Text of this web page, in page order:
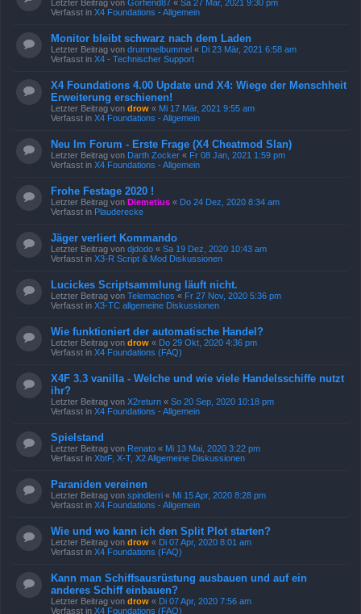
Letzter Beitrag von Gorfiend87 « Sa 27 Mär, 2021 9:30 pm
Verfasst in X4 Foundations - Allgemein
Monitor bleibt schwarz nach dem Laden
Letzter Beitrag von drummelbummel « Di 23 Mär, 2021 6:58 am
Verfasst in X4 - Technischer Support
X4 Foundations 4.00 Update und X4: Wiege der Menschheit
Erweiterung erschienen!
Letzter Beitrag von drow « Mi 17 Mär, 2021 9:55 am
Verfasst in X4 Foundations - Allgemein
Neu Im Forum - Erste Frage (X4 Cheatmod Slan)
Letzter Beitrag von Darth Zocker « Fr 08 Jan, 2021 1:59 pm
Verfasst in X4 Foundations - Allgemein
Frohe Festage 2020 !
Letzter Beitrag von Diemetius « Do 24 Dez, 2020 8:34 am
Verfasst in Plauderecke
Jäger verliert Kommando
Letzter Beitrag von djdodo « Sa 19 Dez, 2020 10:43 am
Verfasst in X3-R Script & Mod Diskussionen
Lucickes Scriptsammlung läuft nicht.
Letzter Beitrag von Telemachos « Fr 27 Nov, 2020 5:36 pm
Verfasst in X3-TC allgemeine Diskussionen
Wie funktioniert der automatische Handel?
Letzter Beitrag von drow « Do 29 Okt, 2020 4:36 pm
Verfasst in X4 Foundations (FAQ)
X4F 3.3 vanilla - Welche und wie viele Handelsschiffe nutzt
ihr?
Letzter Beitrag von X2return « So 20 Sep, 2020 10:18 pm
Verfasst in X4 Foundations - Allgemein
Spielstand
Letzter Beitrag von Renato « Mi 13 Mai, 2020 3:22 pm
Verfasst in XbtF, X-T, X2 Allgemeine Diskussionen
Paraniden vereinen
Letzter Beitrag von spindlerri « Mi 15 Apr, 2020 8:28 pm
Verfasst in X4 Foundations - Allgemein
Wie und wo kann ich den Split Plot starten?
Letzter Beitrag von drow « Di 07 Apr, 2020 8:01 am
Verfasst in X4 Foundations (FAQ)
Kann man Schiffsausrüstung ausbauen und auf ein
anderes Schiff einbauen?
Letzter Beitrag von drow « Di 07 Apr, 2020 7:56 am
Verfasst in X4 Foundations (FAQ)